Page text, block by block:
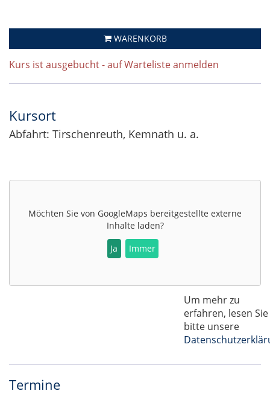
WARENKORB
Kurs ist ausgebucht - auf Warteliste anmelden
Kursort
Abfahrt: Tirschenreuth, Kemnath u. a.
Möchten Sie von GoogleMaps bereitgestellte externe
Inhalte laden?
Ja
Immer
Um mehr zu
erfahren, lesen Sie
bitte unsere
Termine